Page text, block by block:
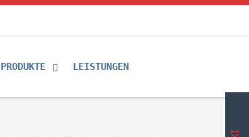
PRODUKTE LEISTUNGEN